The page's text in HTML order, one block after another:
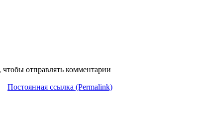
, чтобы отправлять комментарии
Постоянная ссылка (Permalink)